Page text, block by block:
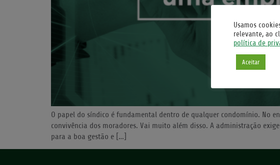
O papel do síndico é fundamental dentro de qualquer condomínio. No
convivência dos moradores. Vai muito além disso. A administração
para a boa gestão e […]
Usamos
relevante, ao
política de
Aceitar